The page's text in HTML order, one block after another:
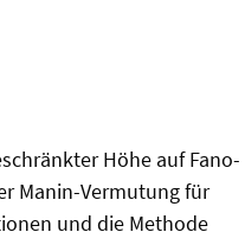
Höhe auf Fano-
Manin-Vermutung für
und die Methode